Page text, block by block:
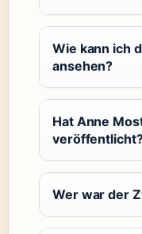
Wie kann ich
ansehen?
Hat Anne
Wer war der